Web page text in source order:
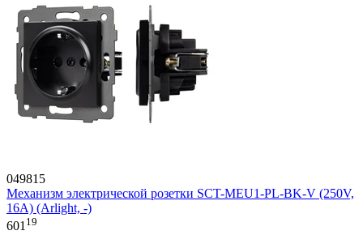
049815
Механизм электрической розетки SCT-MEU1-PL-BK-V (250V,
16A) (Arlight, -)
601 19